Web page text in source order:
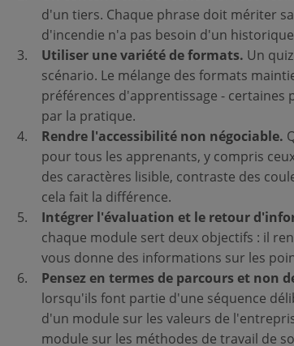
d'un tiers. Chaque phrase doit mériter
d'incendie n'a pas besoin d'un
Utiliser une variété de formats. Un
scénario. Le mélange des formats
préférences d'apprentissage -
par la pratique.
Rendre l'accessibilité non négociable.
pour tous les apprenants, y compris
des caractères lisible, contraste des
cela fait la différence.
Intégrer l'évaluation et le retour
chaque module sert deux objectifs : il
vous donne des informations sur les
Pensez en termes de parcours et non
lorsqu'ils font partie d'une séquence
d'un module sur les valeurs de
module sur les méthodes de travail de